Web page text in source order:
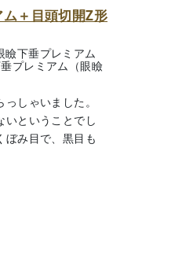
＋目頭切開Z形
瞼下垂プレミアム
プレミアム（眼瞼
しゃいました。
いということでし
ぼみ目で、黒目も